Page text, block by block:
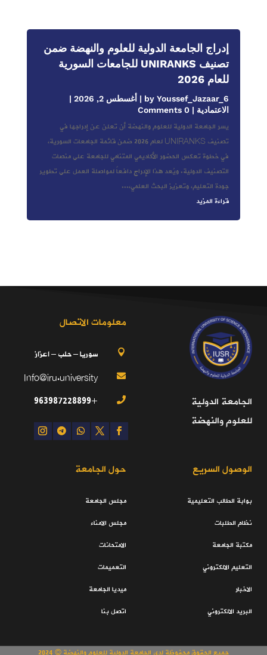
إدراج الجامعة الدولية للعلوم والنهضة ضمن
تصنيف UNIRANKS للجامعات السورية
للعام 2026
byYoussef_Jazaar_6
| أغسطس 2, 2026
|
الاعتمادية | 0 Comments
يسر الجامعة الدولية للعلوم والنهضة أن تعلن عن إدراجها في
تصنيف UNIRANKS لعام 2026 ضمن قائمة الجامعات السورية،
في خطوة تعكس الحضور الأكاديمي المتنامي للجامعة على منصات
التصنيف الدولية. ويُعد هذا الإدراج دافعاً لمواصلة العمل على تطوير
جودة التعليم، وتعزيز البحث العلمي،...
قراءة المزيد
الجامعة الدولية
للعلوم والنهضة
معلومات الاتصال
 سوريا – حلب – اعزاز

Info@iru.university

+963987228899
الوصول السريع
بوابة الطالب التعليمية
نظام الطلبات
مكتبة الجامعة
التعليم الالكتروني
الاخبار
البريد الالكتروني
حول الجامعة
مجلس الجامعة
مجلس الامناء
الامتحانات
التعميمات
ميديا الجامعة
اتصل بنا